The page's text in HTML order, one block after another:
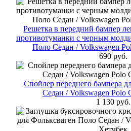
Решетка в передний бампер
противотуманки с черным
Поло Cедан / Volkswagen
690 руб.
Спойлер переднего бампера
Cедан / Volkswagen Polo
1 130 руб.